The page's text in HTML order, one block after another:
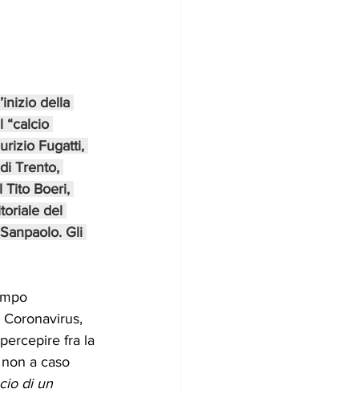
della
“calcio
Fugatti,
Trento,
Tito Boeri,
del
Gli
fra la
a caso
di un